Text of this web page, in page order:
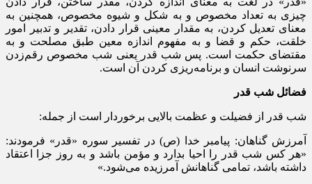
چیزی به تعداد مخصوص و به شکل و شیوه مخصوص، همچنین به
معنای تعدیل کردن، به مقدار معینی قرار دادن، تقدیر و تدبیر امور
خلقت، حکم و قضا و به مفهوم اندازه معین طبق مصلحت و به
مقتضای حکمت است. پس شب قدر یعنی شب مخصوص رقم‌زدن
سرنوشت انسان و برنامه‌ریزی کردن آن است.
فضائل شب قدر
شب قدر از فضیلت و عظمت بالایی برخوردار است از جمله:
آمرزش گناهان: پیامبر خدا (ص) در تفسیر سوره «قدر» فرمودند:
«هر کس شب قدر را احیا بدارد و مؤمن باشد و به روز جزا اعتقاد
داشته باشد، تمامی گناهانش آمرزیده می‌شود.»‌